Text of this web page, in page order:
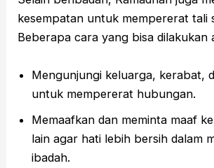
kesempatan untuk mempererat tali
Beberapa cara yang bisa dilakukan
Mengunjungi keluarga, kerabat,
untuk mempererat hubungan.
Memaafkan dan meminta maaf
lain agar hati lebih bersih dalam
ibadah.